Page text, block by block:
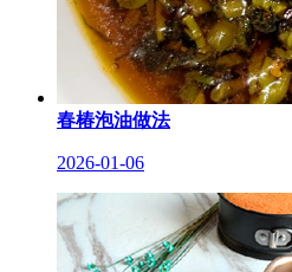
春椿泡油做法
2026-01-06